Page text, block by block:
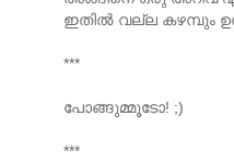
ഇതില്‍ വല്ല കഴമ്പും
***
പോങ്ങുമ്മൂടോ! ;)
***